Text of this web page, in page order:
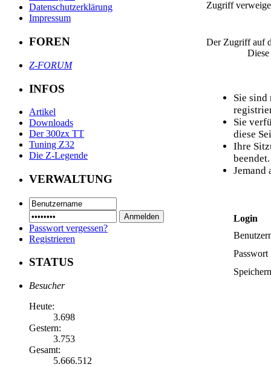
Datenschutzerklärung
Impressum
FOREN
Z-FORUM
INFOS
Artikel
Downloads
Der 300zx TT
Tuning Z32
Die Z-Legende
VERWALTUNG
Passwort vergessen?
Registrieren
STATUS
Besucher
Heute:
3.698
Gestern:
3.753
Gesamt:
5.666.512
Zugriff
Der Zugriff auf
Sie
Sie
diese
Ihre
beendet.
Jemand
Login
Passwort
Speichern